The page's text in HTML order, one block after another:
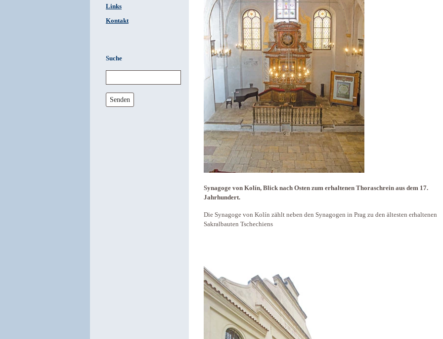
Links
Kontakt
Suche
Senden
Synagoge von Kolín, Blick nach Osten zum erhaltenen Thoraschrein aus dem 17.
Jahrhundert.
Die Synagoge von Kolín zählt neben den Synagogen in Prag zu den ältesten erhaltenen
Sakralbauten Tschechiens